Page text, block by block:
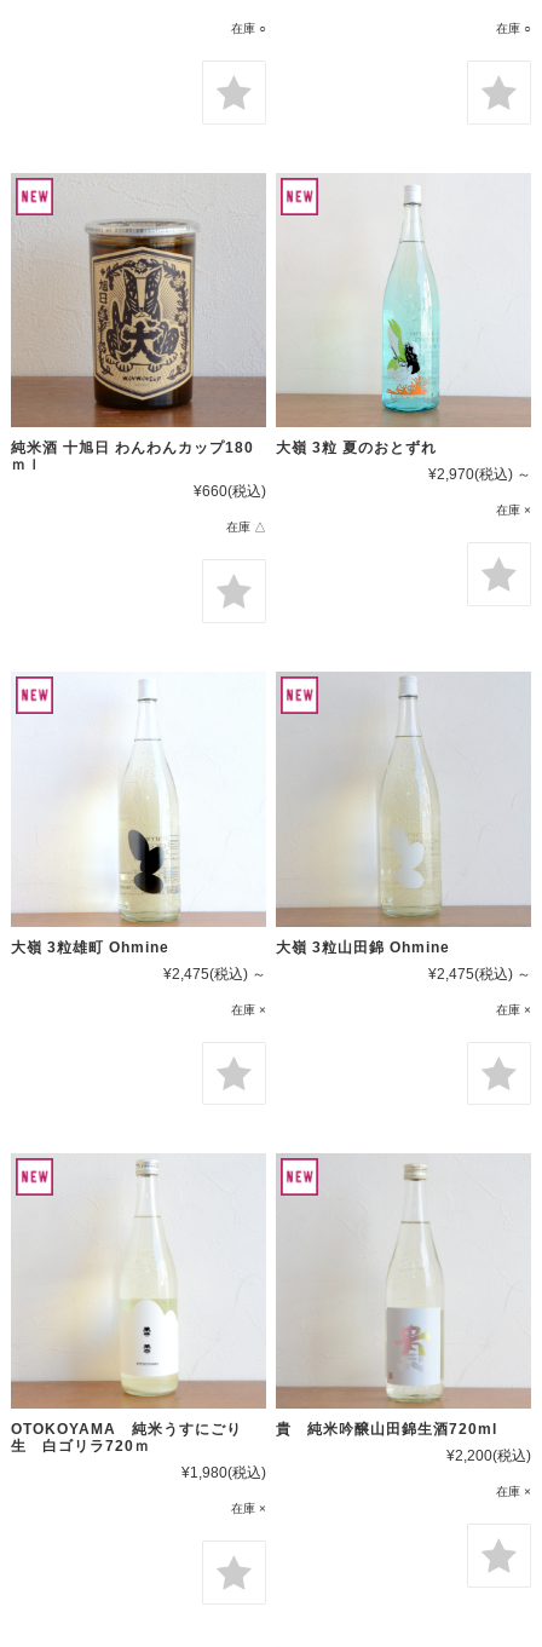
在庫 ○ 在庫 ○
純米酒 十旭日 わんわんカップ180
ｍｌ
¥660(税込)
在庫 △
大嶺 3粒 夏のおとずれ
¥2,970(税込) ～
在庫 ×
大嶺 3粒雄町 Ohmine
¥2,475(税込) ～
在庫 ×
大嶺 3粒山田錦 Ohmine
¥2,475(税込) ～
在庫 ×
OTOKOYAMA 純米うすにごり
生 白ゴリラ720ｍ
¥1,980(税込)
在庫 ×
貴 純米吟醸山田錦生酒720ml
¥2,200(税込)
在庫 ×